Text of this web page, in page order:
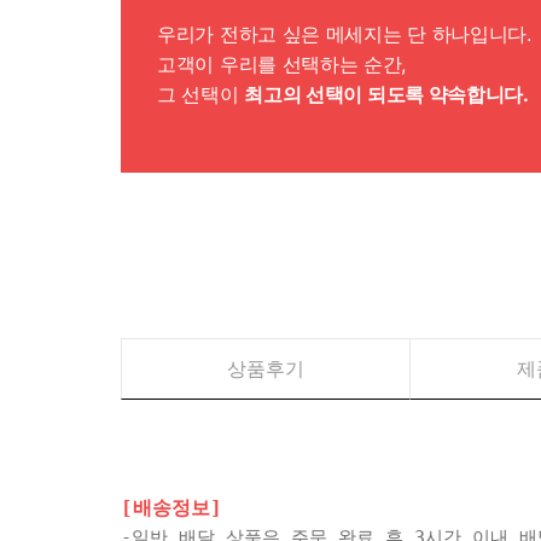
우리가 전하고 싶은 메세지는 단 하나입니다.
고객이 우리를 선택하는 순간,
그 선택이 최고의 선택이 되도록 약속합니다.
상품후기 제
[배송정보]